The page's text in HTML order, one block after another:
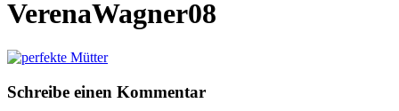
VerenaWagner08
Schreibe einen Kommentar